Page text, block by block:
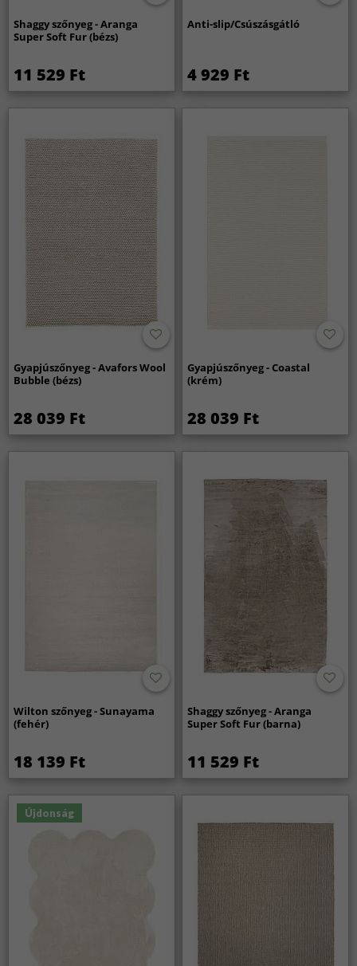
Shaggy szőnyeg - Aranga
Super Soft Fur (bézs)
11 529 Ft
Anti-slip/Csúszásgátló
4 929 Ft
Gyapjúszőnyeg - Avafors Wool
Bubble (bézs)
28 039 Ft
Gyapjúszőnyeg - Coastal
(krém)
28 039 Ft
Wilton szőnyeg - Sunayama
(fehér)
18 139 Ft
Shaggy szőnyeg - Aranga
Super Soft Fur (barna)
11 529 Ft
Újdonság